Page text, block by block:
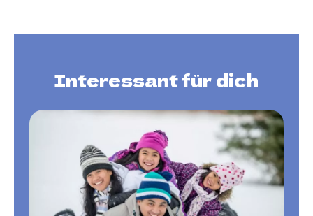
Interessant für dich